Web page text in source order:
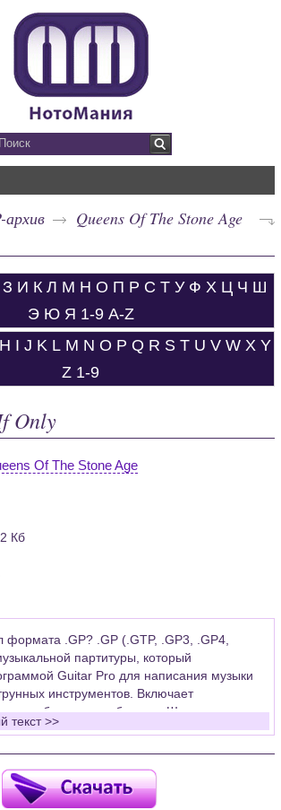
архив
Queens Of The Stone Age
З И К Л М Н О П Р С Т У Ф Х Ц Ч Ш
Э Ю Я 1-9 A-Z
H I J K L M N O P Q R S T U V W X Y
Z 1-9
Only
Of The Stone Age
Кб
формата .GP? .GP (.GTP, .GP3, .GP4,
партитуры, который
Guitar Pro для написания музыки
инструментов. Включает
бас-гитары, банджо. Широко
партитур, которые затем
этого формата Вам необходимо
на рабочем компьютере программу Guitar
текст >>